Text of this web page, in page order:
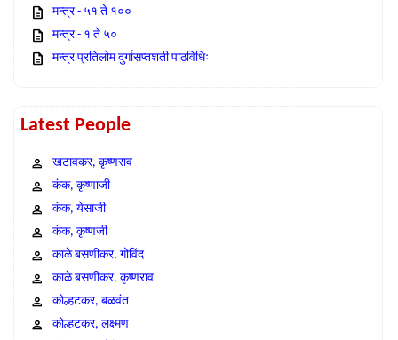
मन्त्र - ५१ ते १००
मन्त्र - १ ते ५०
मन्त्र प्रतिलोम दुर्गासप्तशती पाठविधिः
Latest People
खटावकर, कृष्णराव
कंक, कृष्णाजी
कंक, येसाजी
कंक, कृष्णजी
काळे बसणीकर, गोविंद
काळे बसणीकर, कृष्णराव
कोल्हटकर, बळवंत
कोल्हटकर, लक्ष्मण